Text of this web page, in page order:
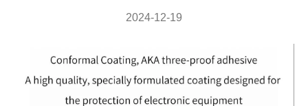
2024-12-19